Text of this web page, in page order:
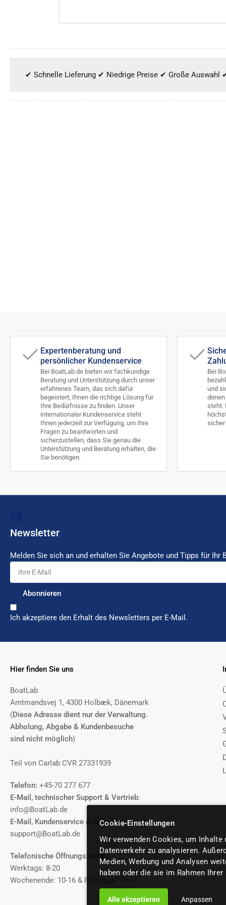
✔ Schnelle Lieferung ✔ Niedrige Preise ✔ Große Auswahl
Expertenberatung und
persönlicher Kundenservice
Bei BoatLab.de bieten wir fachkundige
Beratung und Unterstützung durch unser
erfahrenes Team, das sich dafür
begeistert, Ihnen die richtige Lösung für
Ihre Bedürfnisse zu finden. Unser
internationaler Kundenservice steht
Ihnen jederzeit zur Verfügung, um Ihre
Fragen zu beantworten und
sicherzustellen, dass Sie genau die
Unterstützung und Beratung erhalten, die
Sie benötigen.
Bei
und
steht.
sicher
Newsletter
Melden Sie sich an und erhalten Sie Angebote und Tipps für Ihr
Ihre
Mail
Abonnieren
Ich akzeptiere den Erhalt des Newsletters per E-Mail.
Hier finden Sie uns
BoatLab
Amtmandsvej 1, 4300 Holbæk, Dänemark
(Diese Adresse dient nur der Verwaltung.
Abholung, Abgabe & Kundenbesuche
sind nicht möglich)
Teil von Carlab CVR 27331939
Telefon: +45-70 277 677
E-Mail, technischer Support & Vertrieb:
info@BoatLab.de
E-Mail, Kundenservice & Support:
support@BoatLab.de
Telefonische Öffnungszeiten:
Werktags: 8-20
Wochenende: 10-16 & Feiertage: 10-15
Cookie-Einstellungen
Wir verwenden Cookies, um
Datenverkehr zu analysieren.
Medien, Werbung und Analysen
haben oder die sie im Rahmen
Alle akzeptieren Anpassen